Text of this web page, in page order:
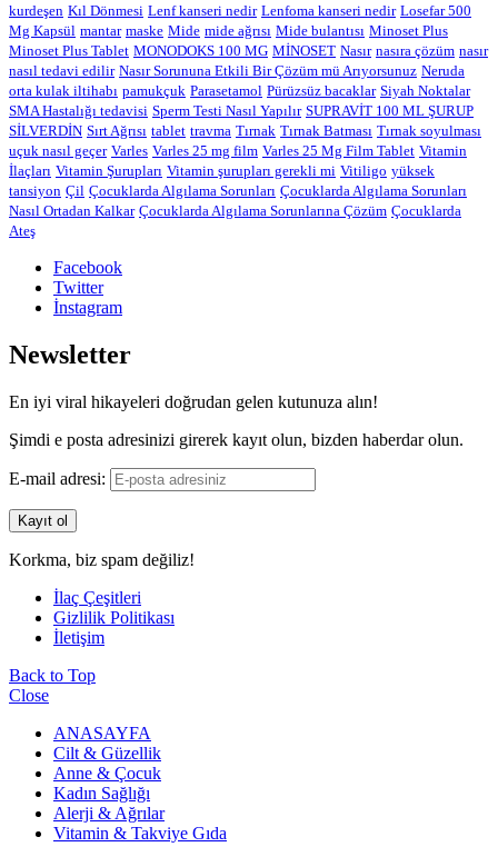
kurdeşen Kıl Dönmesi Lenf kanseri nedir Lenfoma kanseri nedir Losefar 500
Mg Kapsül mantar maske Mide mide ağrısı Mide bulantısı Minoset Plus
Minoset Plus Tablet MONODOKS 100 MG MİNOSET Nasır nasıra çözüm nasır
nasıl tedavi edilir Nasır Sorununa Etkili Bir Çözüm mü Arıyorsunuz Neruda
orta kulak iltihabı pamukçuk Parasetamol Pürüzsüz bacaklar Siyah Noktalar
SMA Hastalığı tedavisi Sperm Testi Nasıl Yapılır SUPRAVİT 100 ML ŞURUP
SİLVERDİN Sırt Ağrısı tablet travma Tırnak Tırnak Batması Tırnak soyulması
uçuk nasıl geçer Varles Varles 25 mg film Varles 25 Mg Film Tablet Vitamin
İlaçları Vitamin Şurupları Vitamin şurupları gerekli mi Vitiligo yüksek
tansiyon Çil Çocuklarda Algılama Sorunları Çocuklarda Algılama Sorunları
Nasıl Ortadan Kalkar Çocuklarda Algılama Sorunlarına Çözüm Çocuklarda
Ateş
Facebook
Twitter
İnstagram
Newsletter
En iyi viral hikayeleri doğrudan gelen kutunuza alın!
Şimdi e posta adresinizi girerek kayıt olun, bizden haberdar olun.
E-mail adresi:
Korkma, biz spam değiliz!
İlaç Çeşitleri
Gizlilik Politikası
İletişim
Back to Top
Close
ANASAYFA
Cilt & Güzellik
Anne & Çocuk
Kadın Sağlığı
Alerji & Ağrılar
Vitamin & Takviye Gıda